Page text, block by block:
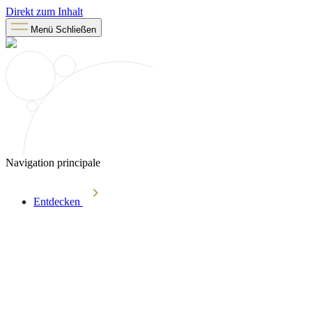
Direkt zum Inhalt
Menü Schließen
Navigation principale
Entdecken